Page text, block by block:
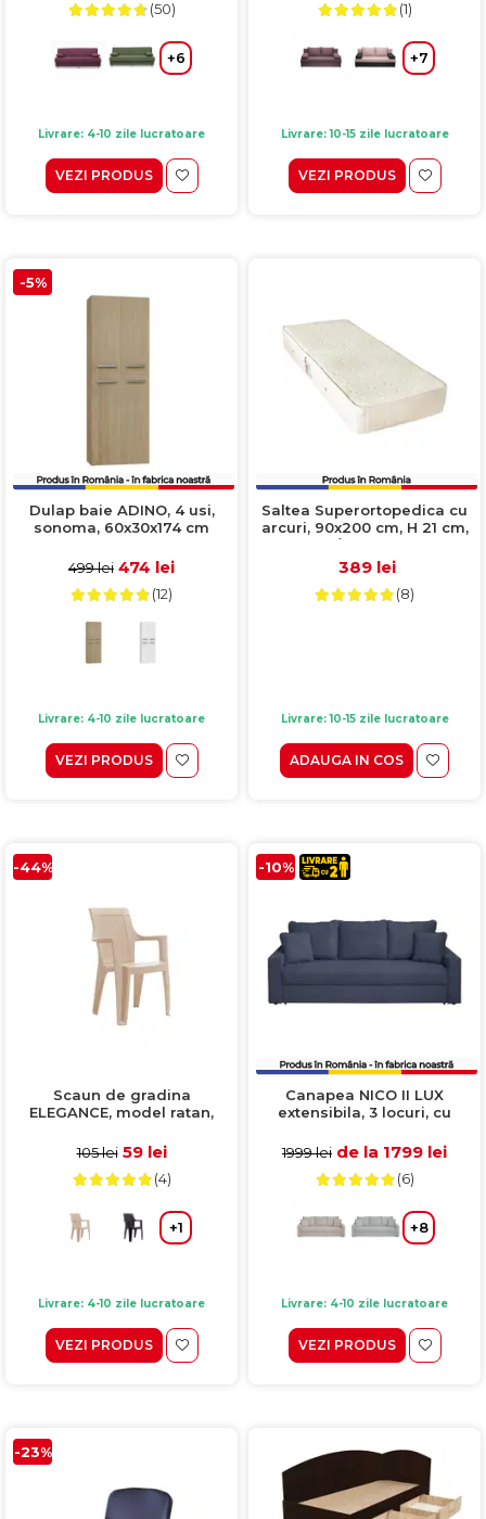
(50)
+6
Livrare: 4-10 zile lucratoare
VEZI PRODUS
(1)
+7
Livrare: 10-15 zile lucratoare
VEZI PRODUS
-5%
Dulap baie ADINO, 4 usi,
sonoma, 60x30x174 cm
499 lei 474 lei
(12)
Livrare: 4-10 zile lucratoare
VEZI PRODUS
Saltea Superortopedica cu
arcuri, 90x200 cm, H 21 cm,
fata vara/fata iarna, crem
389 lei
(8)
Livrare: 10-15 zile lucratoare
ADAUGA IN COS
-44%
Scaun de gradina
ELEGANCE, model ratan,
105 lei 59 lei
(4)
+1
Livrare: 4-10 zile lucratoare
VEZI PRODUS
-10%
Canapea NICO II LUX
extensibila, 3 locuri, cu
albastru, 220x85x75 cm
1999 lei de la 1799 lei
(6)
+8
Livrare: 4-10 zile lucratoare
VEZI PRODUS
-23%